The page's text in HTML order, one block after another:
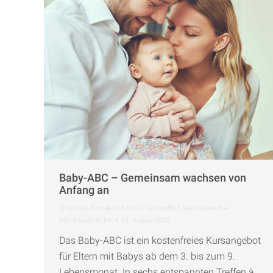
Baby-ABC – Gemeinsam wachsen von
Anfang an
Erziehung Familie und Beruf
Vereinbarkeit
Von BuendnisLRA 13. August 2025
Das Baby-ABC ist ein kostenfreies Kursangebot
für Eltern mit Babys ab dem 3. bis zum 9.